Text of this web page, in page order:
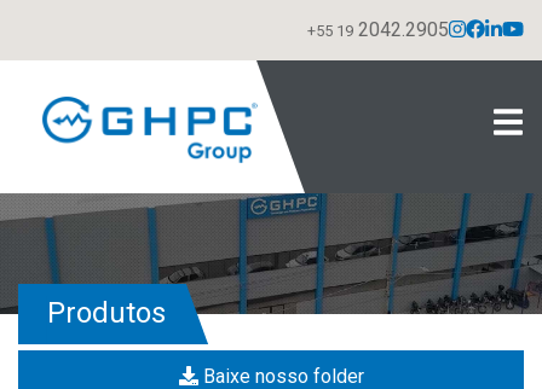
+55 19 2042.2905
Produtos
Baixe nosso folder